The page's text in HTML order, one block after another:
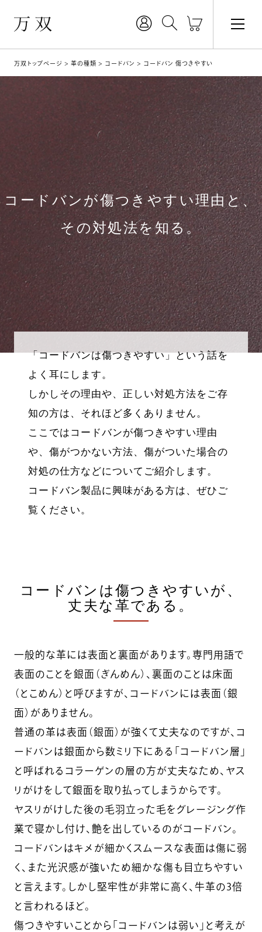
万双トップページ 革の種類 コードバン コードバン 傷つきやすい
コードバンが傷つきやすい理由と、
その対処法を知る。
「コードバンは傷つきやすい」という話を
よく耳にします。
しかしその理由や、正しい対処方法をご存
知の方は、それほど多くありません。
ここではコードバンが傷つきやすい理由
や、傷がつかない方法、傷がついた場合の
対処の仕方などについてご紹介します。
コードバン製品に興味がある方は、ぜひご
覧ください。
コードバンは傷つきやすいが、
丈夫な革である。
一般的な革には表面と裏面があります。専門用語で
表面のことを銀面（ぎんめん）、裏面のことは床面
（とこめん）と呼びますが、コードバンには表面（銀
面）がありません。
普通の革は表面（銀面）が強くて丈夫なのですが、コ
ードバンは銀面から数ミリ下にある「コードバン層」
と呼ばれるコラーゲンの層の方が丈夫なため、ヤス
リがけをして銀面を取り払ってしまうからです。
ヤスリがけした後の毛羽立った毛をグレージング作
業で寝かし付け、艶を出しているのがコードバン。
コードバンはキメが細かくスムースな表面は傷に弱
く、また光沢感が強いため細かな傷も目立ちやすい
と言えます。しかし堅牢性が非常に高く、牛革の3倍
と言われるほど。
傷つきやすいことから「コードバンは弱い」と考えが